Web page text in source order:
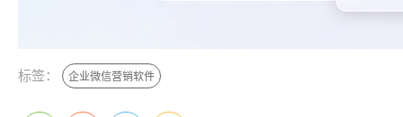
标签： 企业微信营销软件